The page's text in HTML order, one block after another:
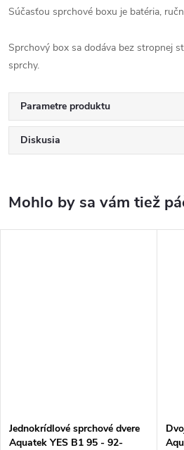
Súčasťou sprchové boxu je batéria,
Sprchový box sa dodáva bez stropnej
sprchy.
Parametre produktu
Diskusia
Jednokrídlové sprchové dvere
Aquatek YES B1 95 - 92-